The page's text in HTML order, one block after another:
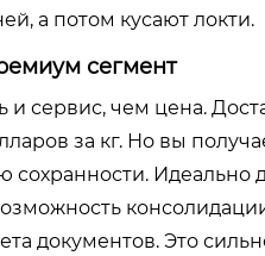
а потом кусают локти.
сегмент
и сервис, чем цена.
за кг. Но вы
Идеально
документов. Это